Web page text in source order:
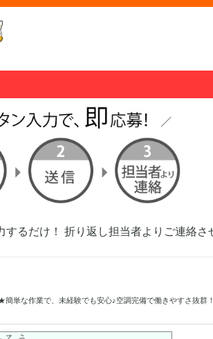
るだけ！ 折り返し担当者よりご連絡さ
単な作業で、未経験でも安心♪空調完備で働きやすさ抜群